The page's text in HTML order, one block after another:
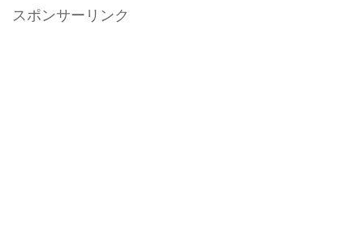
スポンサーリンク